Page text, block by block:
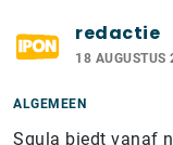
redactie
18 AUGUSTUS
ALGEMEEN
Squla biedt vanaf